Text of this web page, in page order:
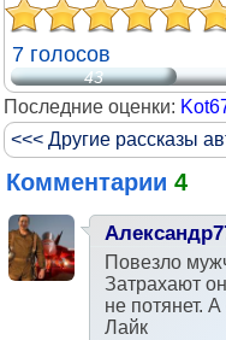
7 голосов
43
Последние оценки:
<<< Другие рассказы
Комментарии 4
Повезло
Затрахают
не потянет.
Лайк